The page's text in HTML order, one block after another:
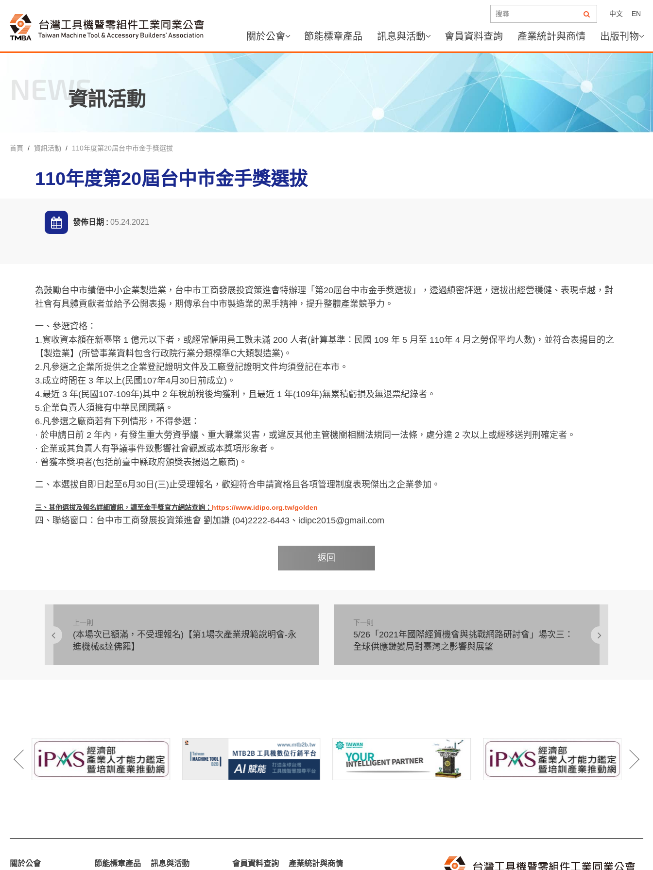
中文 EN
關於公會 節能標章產品 訊息與活動 會員資料查詢 產業統計與商情 出版刊物
NEWS資訊活動
首頁 資訊活動 110年度第20屆台中市金手獎選拔
110年度第20屆台中市金手獎選拔
發佈日期 : 05.24.2021
為鼓勵台中市績優中小企業製造業，台中市工商發展投資策進會特辦理「第20屆台中市金手獎選拔」，透過縝密評選，選拔出經營穩健、表現卓越，對
社會有具體貢獻者並給予公開表揚，期傳承台中市製造業的黑手精神，提升整體產業競爭力。
一、參選資格：
1.實收資本額在新臺幣 1 億元以下者，或經常僱用員工數未滿 200 人者(計算基準：民國 109 年 5 月至 110年 4 月之勞保平均人數)，並符合表揚目的之
【製造業】(所營事業資料包含行政院行業分類標準C大類製造業)。
2.凡參選之企業所提供之企業登記證明文件及工廠登記證明文件均須登記在本市。
3.成立時間在 3 年以上(民國107年4月30日前成立)。
4.最近 3 年(民國107-109年)其中 2 年稅前稅後均獲利，且最近 1 年(109年)無累積虧損及無退票紀錄者。
5.企業負責人須擁有中華民國國籍。
6.凡參選之廠商若有下列情形，不得參選：
· 於申請日前 2 年內，有發生重大勞資爭議、重大職業災害，或違反其他主管機關相關法規同一法條，處分達 2 次以上或經移送判刑確定者。
· 企業或其負責人有爭議事件致影響社會觀感或本獎項形象者。
· 曾獲本獎項者(包括前臺中縣政府頒獎表揚過之廠商)。
二、本選拔自即日起至6月30日(三)止受理報名，歡迎符合申請資格且各項管理制度表現傑出之企業參加。
三、其他選拔及報名詳細資訊，請至金手獎官方網站查詢： https://www.idipc.org.tw/golden
四、聯絡窗口：台中市工商發展投資策進會 劉加謙 (04)2222-6443、idipc2015@gmail.com
返回
上一則
(本場次已額滿，不受理報名)【第1場次產業規範說明會-永
進機械&達佛羅】
下一則
5/26「2021年國際經貿機會與挑戰網路研討會」場次三：
全球供應鏈變局對臺灣之影響與展望
關於公會 節能標章產品 訊息與活動 會員資料查詢 產業統計與商情